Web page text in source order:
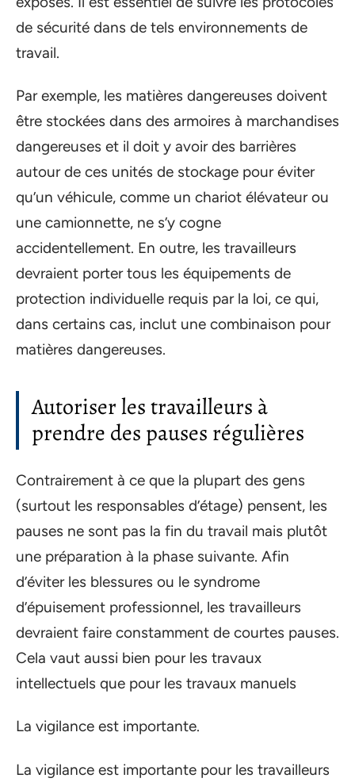
de sécurité dans de tels environnements de
travail.
Par exemple, les matières dangereuses doivent
être stockées dans des armoires à marchandises
dangereuses et il doit y avoir des barrières
autour de ces unités de stockage pour éviter
qu’un véhicule, comme un chariot élévateur ou
une camionnette, ne s’y cogne
accidentellement. En outre, les travailleurs
devraient porter tous les équipements de
protection individuelle requis par la loi, ce qui,
dans certains cas, inclut une combinaison pour
matières dangereuses.
Autoriser les travailleurs à
prendre des pauses régulières
Contrairement à ce que la plupart des gens
(surtout les responsables d’étage) pensent, les
pauses ne sont pas la fin du travail mais plutôt
une préparation à la phase suivante. Afin
d’éviter les blessures ou le syndrome
d’épuisement professionnel, les travailleurs
devraient faire constamment de courtes pauses.
Cela vaut aussi bien pour les travaux
intellectuels que pour les travaux manuels
La vigilance est importante.
La vigilance est importante pour les travailleurs